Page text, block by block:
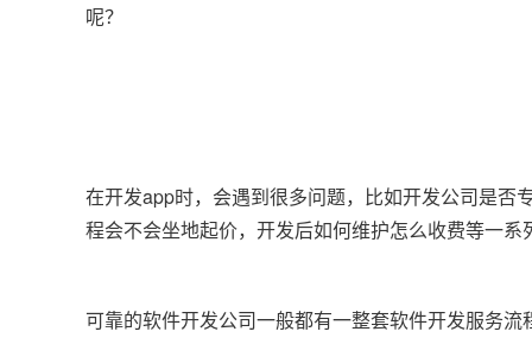
呢？
在开发app时，会遇到很多问题，比如开发公司是否
程会不会坐地起价，开发后如何维护怎么收费等一
可靠的软件开发公司一般都有一整套软件开发服务流